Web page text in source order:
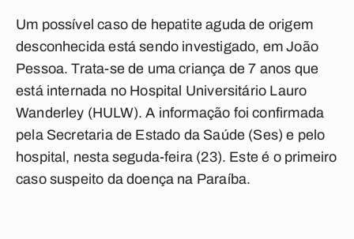
Um possível caso de hepatite aguda de origem
desconhecida está sendo investigado, em João
Pessoa. Trata-se de uma criança de 7 anos que
está internada no Hospital Universitário Lauro
Wanderley (HULW). A informação foi confirmada
pela Secretaria de Estado da Saúde (Ses) e pelo
hospital, nesta seguda-feira (23). Este é o primeiro
caso suspeito da doença na Paraíba.